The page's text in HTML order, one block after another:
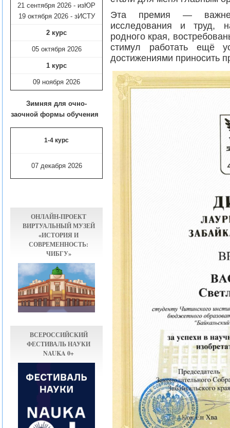
21 сентября 2026 - изЮР
19 октября 2026 - зИСТУ
2 курс
05 октября 2026
1 курс
09 ноября 2026
Зимняя для очно-
заочной формы обучения
1-4 курс
07 декабря 2026
ОНЛАЙН-ПРОЕКТ
ВИРТУАЛЬНЫЙ МУЗЕЙ
«ИСТОРИЯ И
СОВРЕМЕННОСТЬ:
ЧИБГУ»
ВСЕРОССИЙСКИЙ
ФЕСТИВАЛЬ НАУКИ
NAUKA 0+
Эта премия —
исследования и труд,
родного края,
стимул работать ещё
достижениями приносить